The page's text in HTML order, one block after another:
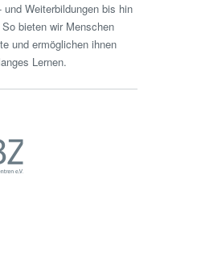
Weiterbildungen bis hin
bieten wir Menschen
und ermöglichen ihnen
Lernen.